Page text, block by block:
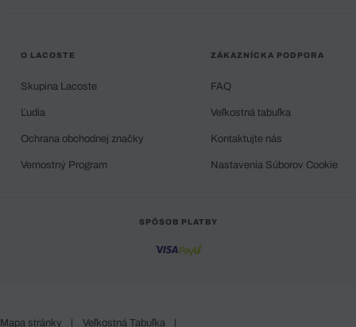
O LACOSTE
Skupina Lacoste
Ľudia
Ochrana obchodnej značky
Vernostný Program
ZÁKAZNÍCKA PODPORA
FAQ
Veľkostná tabuľka
Kontaktujte nás
Nastavenia Súborov Cookie
SPÔSOB PLATBY
Mapa stránky | Veľkostná Tabuľka |